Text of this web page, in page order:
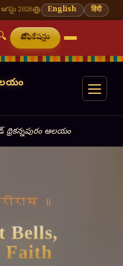
చవితి⛩ తిరుమల తిరుపతి — నేటి
ఆగస్టు 2026 English हिंदी
నోటిఫికేషన్లు
థ్రికన్నపురం ఆలయం
॥
Bells,